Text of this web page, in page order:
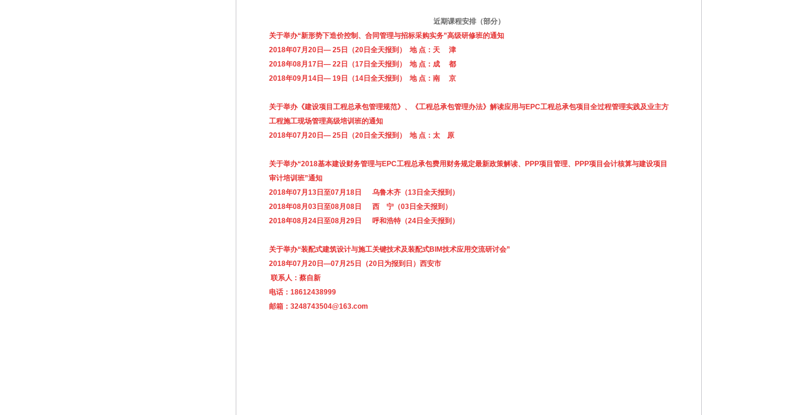
近期课程安排（部分）
关于举办“新形势下造价控制、合同管理与招标采购实务”高级研修班的通知
2018年07月20日— 25日（20日全天报到） 地 点：天 津
2018年08月17日— 22日（17日全天报到） 地 点：成 都
2018年09月14日— 19日（14日全天报到） 地 点：南 京
关于举办《建设项目工程总承包管理规范》、《工程总承包管理办法》解读应用与EPC工程总承包项目全过程管理实践及业主方
工程施工现场管理高级培训班的通知
2018年07月20日— 25日（20日全天报到） 地 点：太 原
关于举办“2018基本建设财务管理与EPC工程总承包费用财务规定最新政策解读、PPP项目管理、PPP项目会计核算与建设项目
审计培训班”通知
2018年07月13日至07月18日 乌鲁木齐（13日全天报到）
2018年08月03日至08月08日 西 宁（03日全天报到）
2018年08月24日至08月29日 呼和浩特（24日全天报到）
关于举办“装配式建筑设计与施工关键技术及装配式BIM技术应用交流研讨会”
2018年07月20日—07月25日（20日为报到日）西安市
联系人：蔡自新
电话： 18612438999
邮箱： 3248743504@163.com